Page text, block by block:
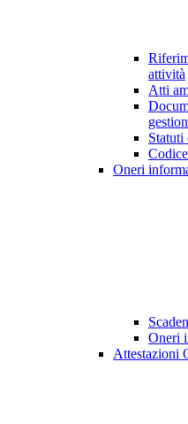
attività
Atti
Statuti
Oneri
Oneri
Attestazioni